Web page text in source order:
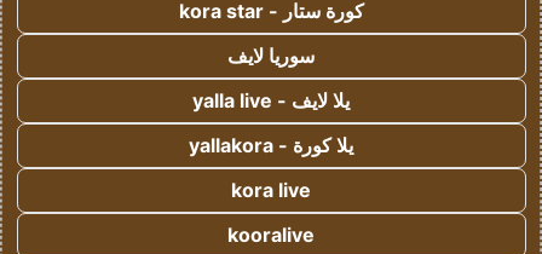
كورة ستار - kora star
سوريا لايف
يلا لايف - yalla live
يلا كورة - yallakora
kora live
kooralive